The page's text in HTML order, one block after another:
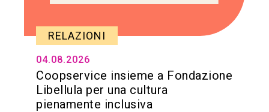
RELAZIONI
04.08.2026
Coopservice insieme a Fondazione
Libellula per una cultura
pienamente inclusiva